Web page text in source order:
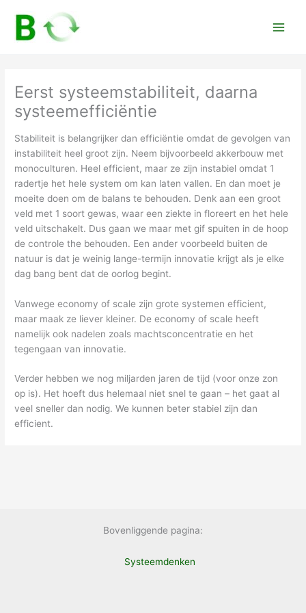
content
Eerst systeemstabiliteit, daarna
systeemefficiëntie
Stabiliteit is belangrijker dan efficiëntie omdat de gevolgen van
instabiliteit heel groot zijn. Neem bijvoorbeeld akkerbouw met
monoculturen. Heel efficient, maar ze zijn instabiel omdat 1
radertje het hele system om kan laten vallen. En dan moet je
moeite doen om de balans te behouden. Denk aan een groot
veld met 1 soort gewas, waar een ziekte in floreert en het hele
veld uitschakelt. Dus gaan we maar met gif spuiten in de hoop
de controle the behouden. Een ander voorbeeld buiten de
natuur is dat je weinig lange-termijn innovatie krijgt als je elke
dag bang bent dat de oorlog begint.
Vanwege economy of scale zijn grote systemen efficient,
maar maak ze liever kleiner. De economy of scale heeft
namelijk ook nadelen zoals machtsconcentratie en het
tegengaan van innovatie.
Verder hebben we nog miljarden jaren de tijd (voor onze zon
op is). Het hoeft dus helemaal niet snel te gaan – het gaat al
veel sneller dan nodig. We kunnen beter stabiel zijn dan
efficient.
Bovenliggende pagina:
Systeemdenken